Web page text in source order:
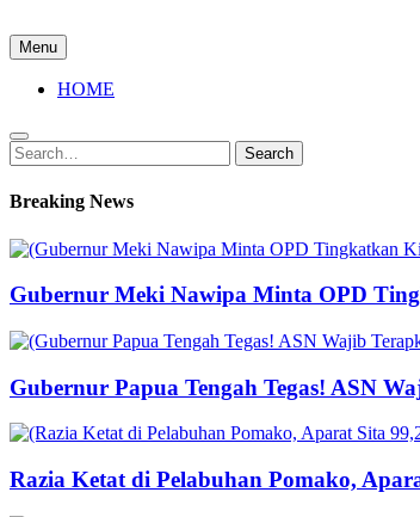
Menu
HOME
Search
for:
Search
Breaking News
Gubernur Meki Nawipa Minta OPD
Gubernur Papua Tengah Tegas! ASN
Razia Ketat di Pelabuhan Pomako,